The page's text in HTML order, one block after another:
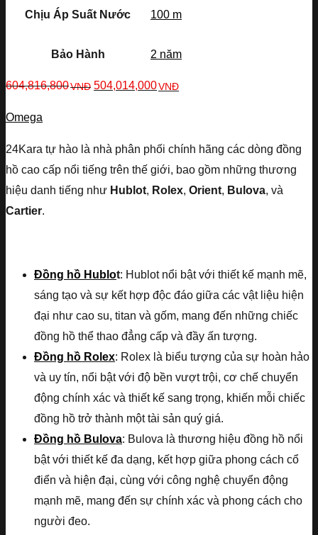
Chịu Áp Suất Nước 100 m
Bảo Hành 2 năm
604,816,800VNĐ 504,014,000VNĐ
Omega
24Kara tự hào là nhà phân phối chính hãng các dòng đồng
hồ cao cấp nổi tiếng trên thế giới, bao gồm những thương
hiệu danh tiếng như Hublot, Rolex, Orient, Bulova, và
Cartier.
Đồng hồ Hublot: Hublot nổi bật với thiết kế mạnh mẽ,
sáng tạo và sự kết hợp độc đáo giữa các vật liệu hiện
đại như cao su, titan và gốm, mang đến những chiếc
đồng hồ thể thao đẳng cấp và đầy ấn tượng.
Đồng hồ Rolex: Rolex là biểu tượng của sự hoàn hảo
và uy tín, nổi bật với độ bền vượt trội, cơ chế chuyển
động chính xác và thiết kế sang trọng, khiến mỗi chiếc
đồng hồ trở thành một tài sản quý giá.
Đồng hồ Bulova: Bulova là thương hiệu đồng hồ nổi
bật với thiết kế đa dạng, kết hợp giữa phong cách cổ
điển và hiện đại, cùng với công nghệ chuyển động
mạnh mẽ, mang đến sự chính xác và phong cách cho
người đeo.